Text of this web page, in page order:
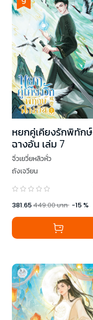
หยกคู่เคียงรักพิทักษ์
ฉางอัน เล่ม 7
จิ่วเยวี่ยหลิวหั่ว
ถังเจวียน
381.65449.00บาท -15 %